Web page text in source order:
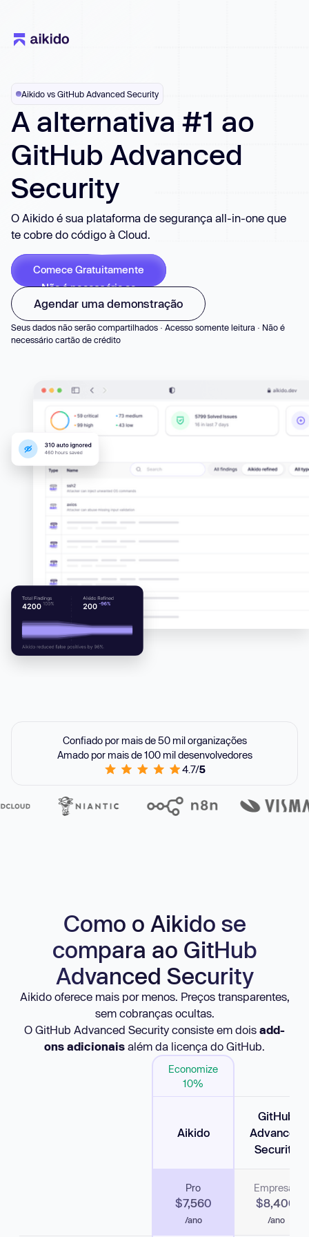
Aikido vs GitHub Advanced Security
A alternativa #1 ao
GitHub Advanced
Security
O Aikido é sua plataforma de segurança all-in-one que
te cobre do código à Cloud.
Comece Gratuitamente
Não é necessário cc
Agendar uma demonstração
Seus dados não serão compartilhados · Acesso somente leitura · Não é
necessário cartão de crédito
Confiado por mais de 50 mil organizações
Amado por mais de 100 mil desenvolvedores
4.7/5
Como o Aikido se
compara ao GitHub
Advanced Security
Aikido oferece mais por menos. Preços transparentes,
sem cobranças ocultas.
O GitHub Advanced Security consiste em dois add-
ons adicionais além da licença do GitHub.
Economize
10%
Aikido
GitHub
Advanced
Security
Pro
$7,560
/ano
Empresas
$8,400
/ano